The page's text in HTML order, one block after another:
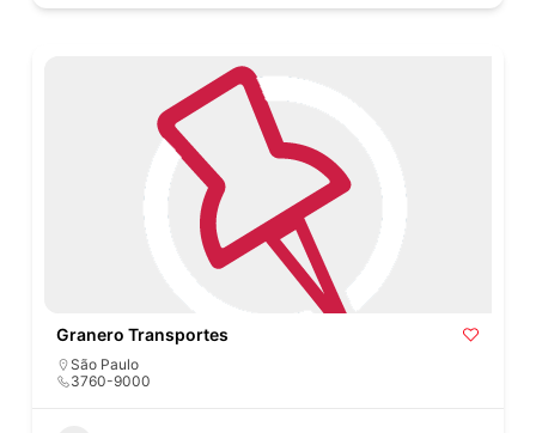
Granero Transportes
São Paulo
3760-9000